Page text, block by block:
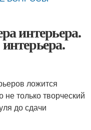
интерьера.
ложится
только творческий
до сдачи